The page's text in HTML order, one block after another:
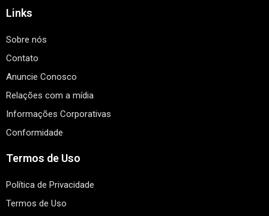
Links
Sobre nós
Contato
Anuncie Conosco
Relações com a mídia
Informações Corporativas
Conformidade
Termos de Uso
Política de Privacidade
Termos de Uso